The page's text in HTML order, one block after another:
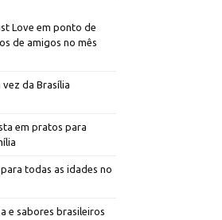
Love em ponto de
de amigos no mês
da Brasília
em pratos para
todas as idades no
e sabores brasileiros